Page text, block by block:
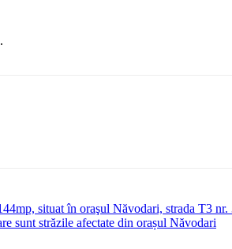
situat în oraşul Năvodari, strada T3 nr.
sunt străzile afectate din orașul Năvodari